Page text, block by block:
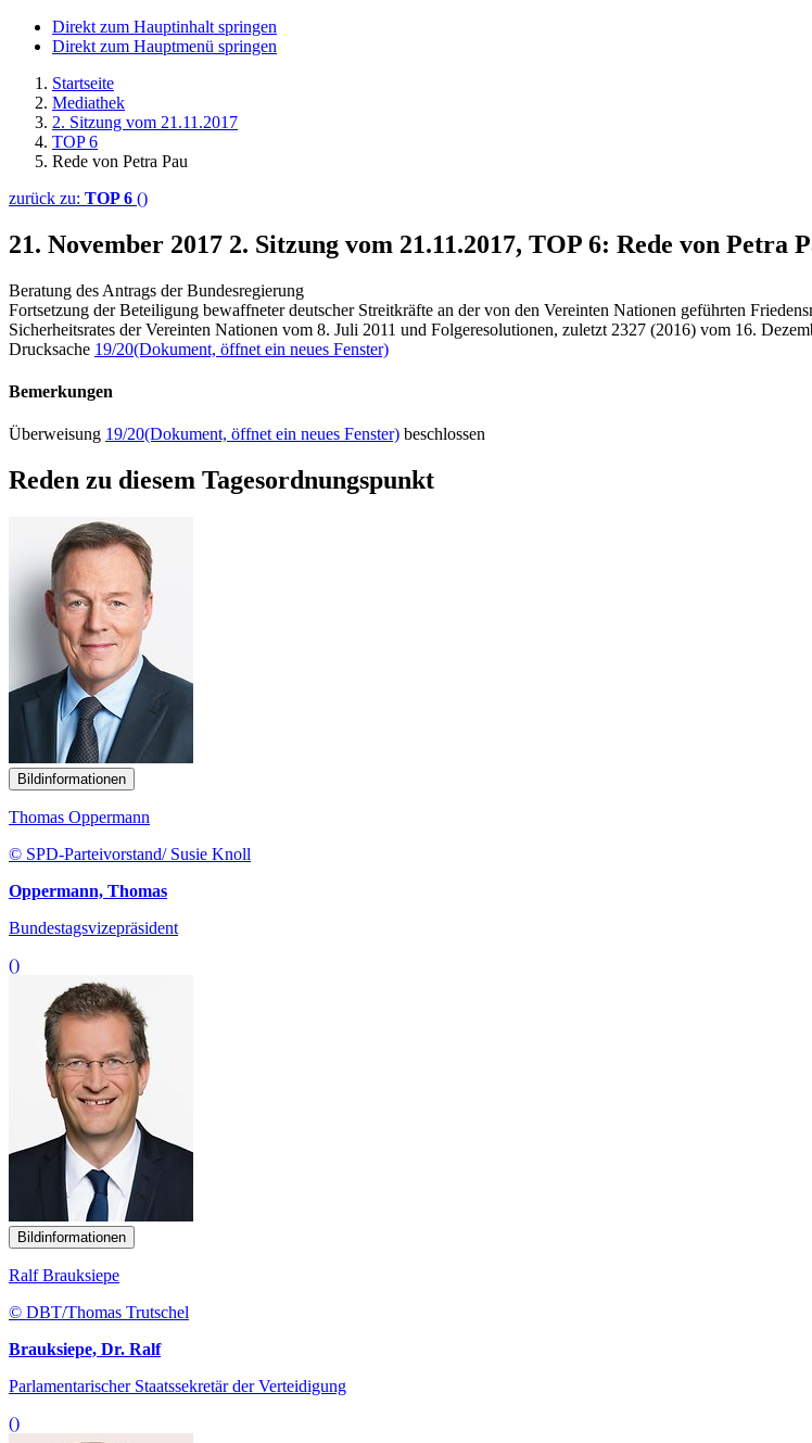
Direkt zum Hauptinhalt springen
Direkt zum Hauptmenü springen
Startseite
Mediathek
2. Sitzung vom 21.11.2017
TOP 6
Rede von Petra Pau
zurück zu: TOP 6 ()
21. November 2017 2. Sitzung vom 21.11.2017, TOP 6: Rede von Petra
Beratung des Antrags der Bundesregierung
Fortsetzung der Beteiligung bewaffneter deutscher Streitkräfte an der von den Vereinten Nationen geführten
Sicherheitsrates der Vereinten Nationen vom 8. Juli 2011 und Folgeresolutionen, zuletzt 2327 (2016) vom 16.
Drucksache 19/20(Dokument, öffnet ein neues Fenster)
Bemerkungen
Überweisung 19/20(Dokument, öffnet ein neues Fenster) beschlossen
Reden zu diesem Tagesordnungspunkt
Bildinformationen
Thomas Oppermann
© SPD-Parteivorstand/ Susie Knoll
Oppermann, Thomas
Bundestagsvizepräsident
()
Bildinformationen
Ralf Brauksiepe
© DBT/Thomas Trutschel
Brauksiepe, Dr. Ralf
Parlamentarischer Staatssekretär der Verteidigung
()